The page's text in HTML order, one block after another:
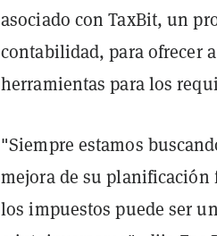
asociado con TaxBit, un
contabilidad, para ofrecer
herramientas para los
"Siempre estamos
mejora de su planificación
los impuestos puede ser